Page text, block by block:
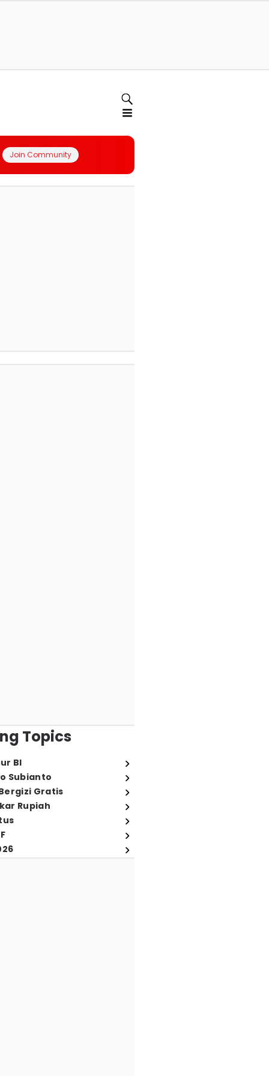
Join Community
Topics
BI
Subianto
Gratis
Rupiah